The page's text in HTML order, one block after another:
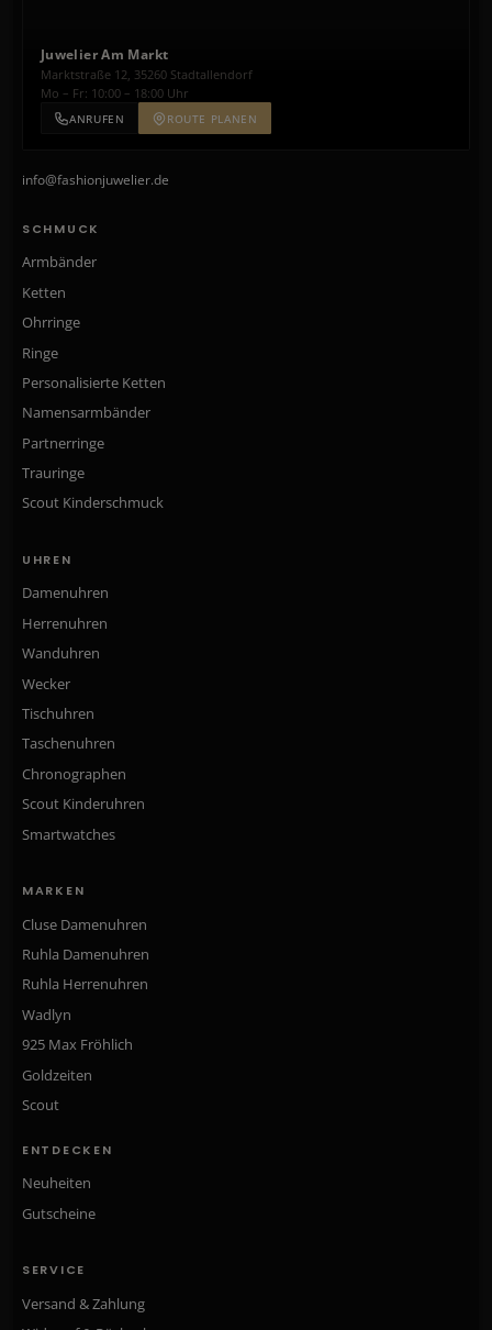
Juwelier Am Markt
Marktstraße 12, 35260 Stadtallendorf
Mo – Fr: 10:00 – 18:00 Uhr
ANRUFEN ROUTE PLANEN
info@fashionjuwelier.de
SCHMUCK
Armbänder
Ketten
Ohrringe
Ringe
Personalisierte Ketten
Namensarmbänder
Partnerringe
Trauringe
Scout Kinderschmuck
UHREN
Damenuhren
Herrenuhren
Wanduhren
Wecker
Tischuhren
Taschenuhren
Chronographen
Scout Kinderuhren
Smartwatches
MARKEN
Cluse Damenuhren
Ruhla Damenuhren
Ruhla Herrenuhren
Wadlyn
925 Max Fröhlich
Goldzeiten
Scout
ENTDECKEN
Neuheiten
Gutscheine
SERVICE
Versand & Zahlung